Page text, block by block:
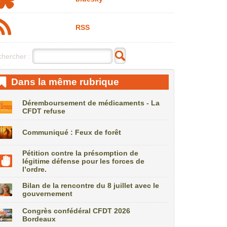
RSS
:
Dans la même rubrique
Déremboursement de médicaments - La
CFDT refuse
Communiqué : Feux de forêt
Pétition contre la présomption de
légitime défense pour les forces de
l’ordre.
Bilan de la rencontre du 8 juillet avec le
gouvernement
Congrès confédéral CFDT 2026
Bordeaux